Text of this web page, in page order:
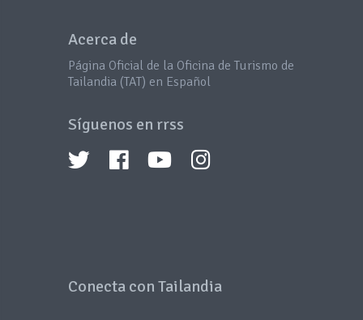
Acerca de
Página Oficial de la Oficina de Turismo de
Tailandia (TAT) en Español
Síguenos en rrss
Conecta con Tailandia